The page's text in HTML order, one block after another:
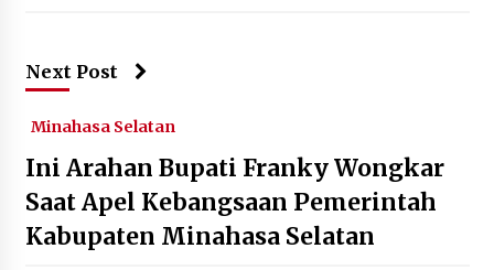
Next Post
Minahasa Selatan
Ini Arahan Bupati Franky Wongkar
Saat Apel Kebangsaan Pemerintah
Kabupaten Minahasa Selatan